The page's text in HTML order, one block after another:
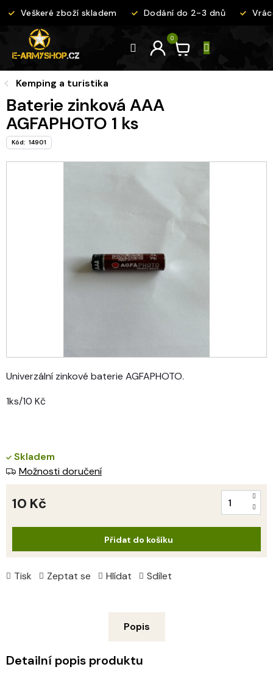
na
Veškeré zboží skladem Dodání do 2-3 dnů
Kemping a turistika
Baterie zinková AAA
AGFAPHOTO 1 ks
Kód: 14901
Univerzální zinkové baterie AGFAPHOTO.
1ks/10 Kč
Tisk Zeptat se Hlídat Sdílet
Skladem
Možnosti doručení
10 Kč
Přidat do košíku
Popis
Detailní popis produktu